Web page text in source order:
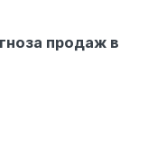
продаж в